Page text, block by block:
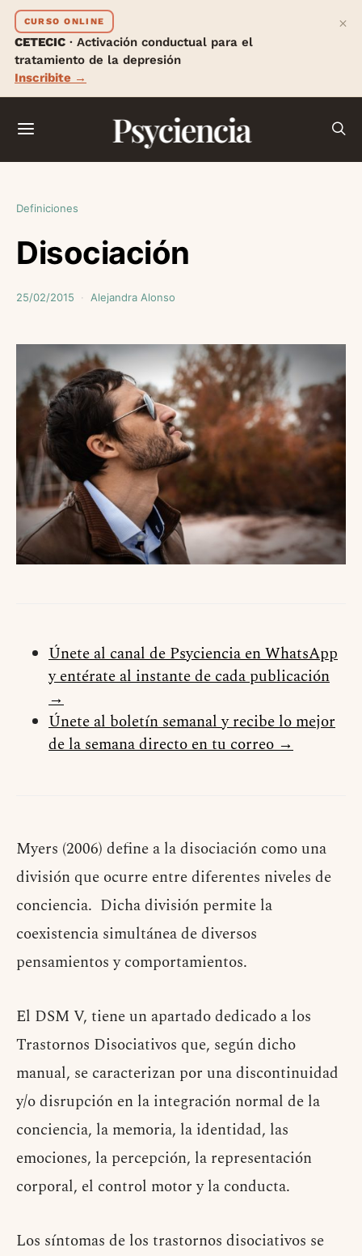
CURSO ONLINE
CETECIC · Activación conductual para el
tratamiento de la depresión
Inscribite →
×
Psyciencia
Definiciones
Disociación
25/02/2015 Alejandra Alonso
Únete al canal de Psyciencia en WhatsApp
y entérate al instante de cada publicación
→
Únete al boletín semanal y recibe lo mejor
de la semana directo en tu correo →
Myers (2006) define a la disociación como una
división que ocurre entre diferentes niveles de
conciencia. Dicha división permite la
coexistencia simultánea de diversos
pensamientos y comportamientos.
El DSM V, tiene un apartado dedicado a los
Trastornos Disociativos que, según dicho
manual, se caracterizan por una discontinuidad
y/o disrupción en la integración normal de la
conciencia, la memoria, la identidad, las
emociones, la percepción, la representación
corporal, el control motor y la conducta.
Los síntomas de los trastornos disociativos se